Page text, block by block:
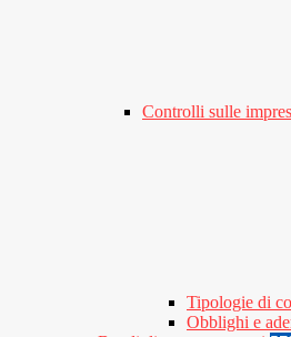
Controlli sulle
Tipologie di
Obblighi e